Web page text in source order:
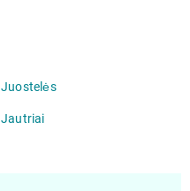
Juostelės
Jautriai